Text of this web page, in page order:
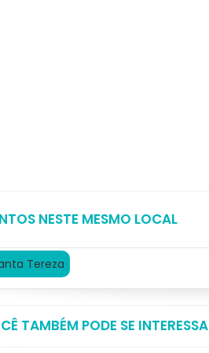
NESTE MESMO LOCAL
Tereza
TAMBÉM PODE SE